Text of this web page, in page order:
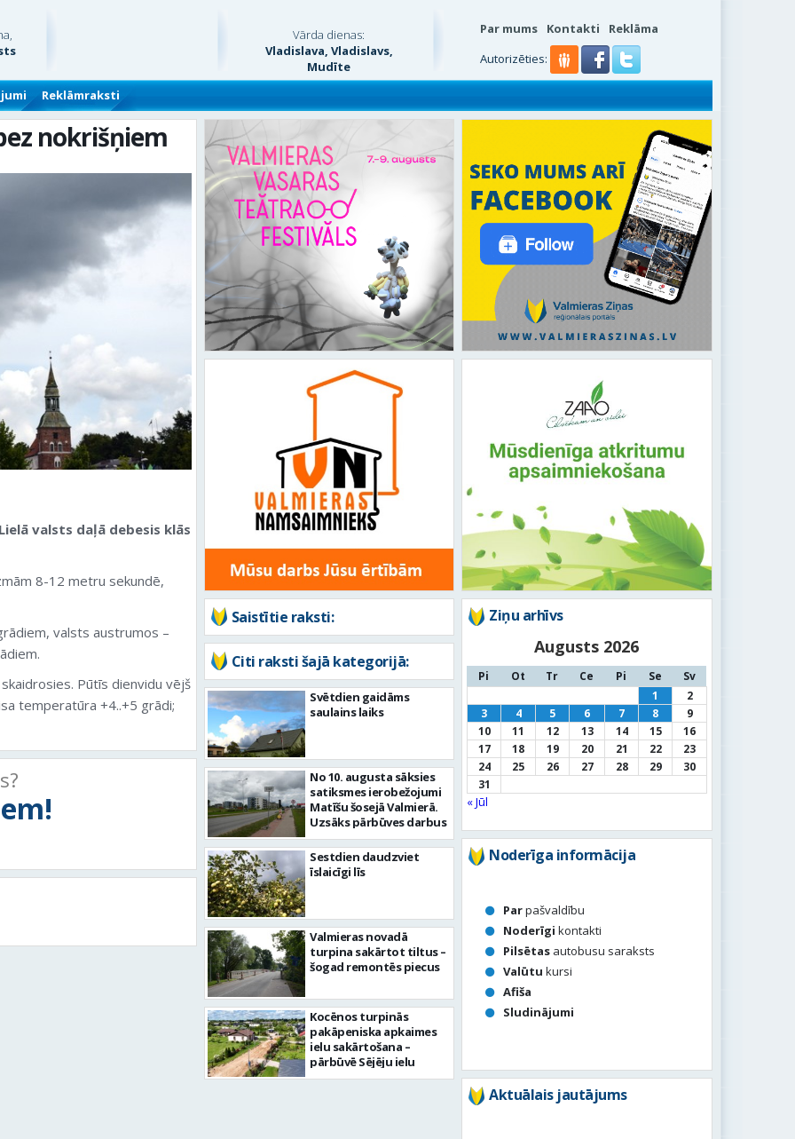
Vārda dienas:
Vladislava, Vladislavs,
Mudīte
Par mums Kontakti
Reklāma
Autorizēties:
Reklāmraksti
nokrišņiem
valsts daļā debesis klās
8-12 metru sekundē,
valsts austrumos –
Pūtīs dienvidu vējš
temperatūra +4..+5 grādi;
Saistītie raksti:
Citi raksti šajā kategorijā:
Svētdien gaidāms
saulains laiks
No 10. augusta sāksies
satiksmes ierobežojumi
Matīšu šosejā Valmierā.
Uzsāks pārbūves darbus
Sestdien daudzviet
īslaicīgi līs
Valmieras novadā
turpina sakārtot tiltus –
šogad remontēs piecus
Kocēnos turpinās
pakāpeniska apkaimes
ielu sakārtošana –
pārbūvē Sējēju ielu
Ziņu arhīvs
Augusts 2026
Pi Ot Tr Ce Pi Se
Sv
1
2
3
4 5 6 7 8
9
10
11 12 13 14 15
16
17
18 19 20 21 22
23
24
25 26 27 28 29
30
31
« Jūl
Noderīga informācija
Parpašvaldību
Noderīgi kontakti
Pilsētas autobusu saraksts
Valūtu kursi
Afiša
Sludinājumi
Aktuālais jautājums